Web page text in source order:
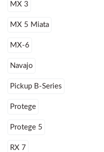
MX 3
MX 5 Miata
MX-6
Navajo
Pickup B-Series
Protege
Protege 5
RX 7